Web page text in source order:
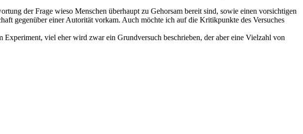
der Frage wieso Menschen überhaupt zu Gehorsam bereit sind, sowie einen vorsichtigen
gegenüber einer Autorität vorkam. Auch möchte ich auf die Kritikpunkte des Versuches
viel eher wird zwar ein Grundversuch beschrieben, der aber eine Vielzahl von